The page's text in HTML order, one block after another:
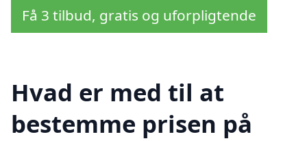
Få 3 tilbud, gratis og uforpligtende
Hvad er med til at
bestemme prisen på